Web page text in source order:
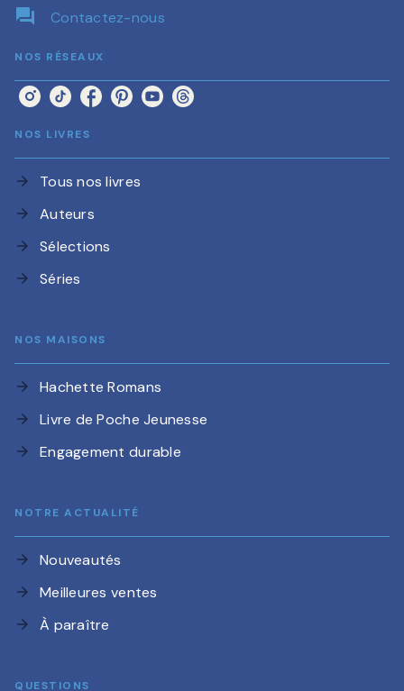
question_answer Contactez-nous
NOS RÉSEAUX
NOS LIVRES
arrow_forward Tous nos livres
arrow_forward Auteurs
arrow_forward Sélections
arrow_forward Séries
NOS MAISONS
arrow_forward Hachette Romans
arrow_forward Livre de Poche Jeunesse
arrow_forward Engagement durable
NOTRE ACTUALITÉ
arrow_forward Nouveautés
arrow_forward Meilleures ventes
arrow_forward À paraître
QUESTIONS